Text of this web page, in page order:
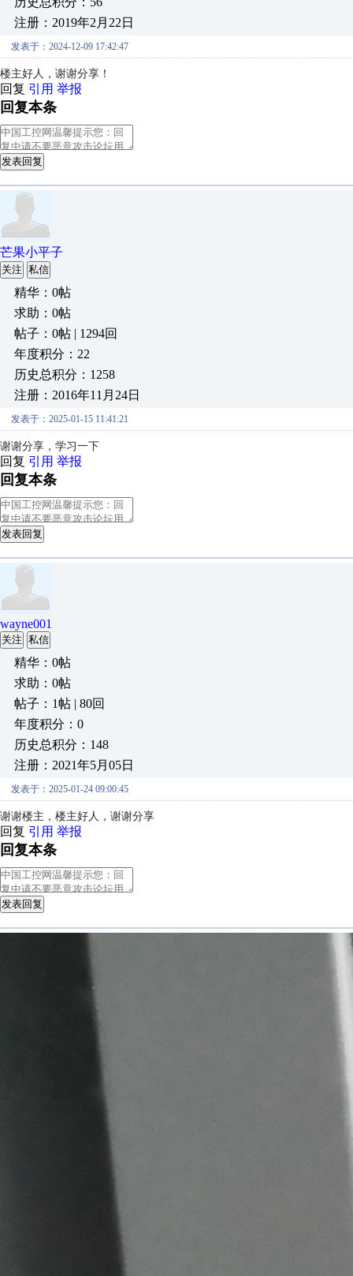
注册：2019年2月22日
发表于：2024-12-09 17:42:47
楼主好人，谢谢分享！
回复 引用 举报
回复本条
发表回复
芒果小平子
关注 私信
精华：0帖
求助：0帖
帖子：0帖 | 1294回
年度积分：22
历史总积分：1258
注册：2016年11月24日
发表于：2025-01-15 11:41:21
谢谢分享，学习一下
回复 引用 举报
回复本条
发表回复
wayne001
关注 私信
精华：0帖
求助：0帖
帖子：1帖 | 80回
年度积分：0
历史总积分：148
注册：2021年5月05日
发表于：2025-01-24 09:00:45
谢谢楼主，楼主好人，谢谢分享
回复 引用 举报
回复本条
发表回复